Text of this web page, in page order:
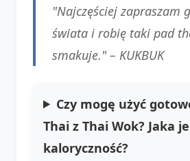
"Najczęściej zapraszam
świata i robię taki pad
smakuje." – KUKBUK
Czy mogę użyć
Thai z Thai Wok? Jaka
kaloryczność?